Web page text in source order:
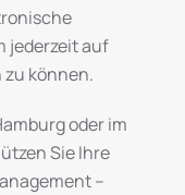
jederzeit auf
können.
oder im
Sie Ihre
–